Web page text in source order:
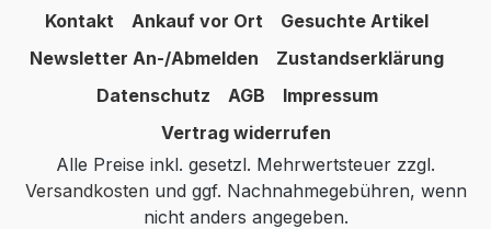
Kontakt Ankauf vor Ort
Gesuchte Artikel
Newsletter An-/Abmelden
Zustandserklärung
Datenschutz
AGB
Impressum
Vertrag widerrufen
Alle Preise inkl. gesetzl. Mehrwertsteuer zzgl.
Versandkosten und ggf. Nachnahmegebühren, wenn
nicht anders angegeben.